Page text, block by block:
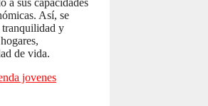
a sus capacidades
Así, se
tranquilidad y
de vida.